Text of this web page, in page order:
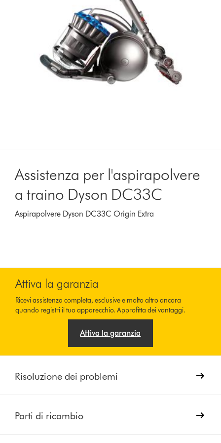
Assistenza per l'aspirapolvere
a traino Dyson DC33C
Aspirapolvere Dyson DC33C Origin Extra
Attiva la garanzia
Ricevi assistenza completa, esclusive e molto altro ancora
quando registri il tuo apparecchio. Approfitta dei vantaggi.
Attiva la garanzia
Risoluzione dei problemi
Parti di ricambio